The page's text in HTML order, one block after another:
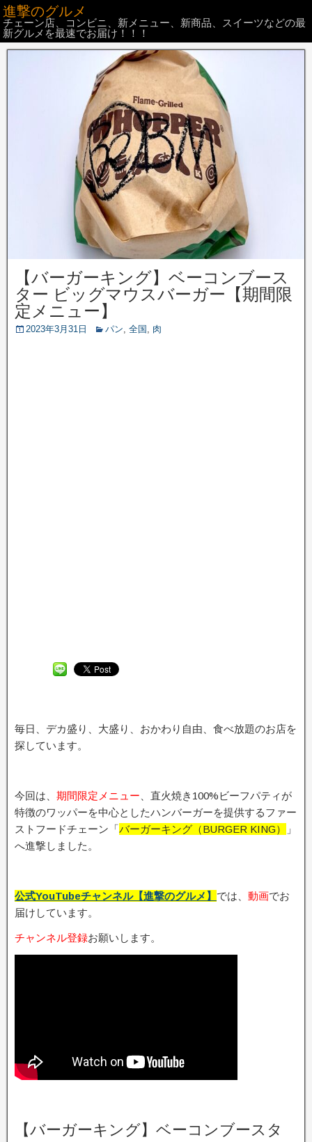
進撃のグルメ
チェーン店、コンビニ、新メニュー、新商品、スイーツなどの最
新グルメを最速でお届け！！！
【バーガーキング】ベーコンブース
ター ビッグマウスバーガー【期間限
定メニュー】
2023年3月31日 パン, 全国 , 肉
毎日、デカ盛り、大盛り、おかわり自由、食べ放題のお店を
探しています。
今回は、 期間限定メニュ ー 、直火焼き100%ビーフパティが
特徴のワッパーを中心としたハンバーガーを提供するファー
ストフードチェーン「バーガーキング（BURGER KING）
」
へ進撃しました。
公式YouTubeチャンネル【進撃のグルメ】 では、 動画でお
届けしています。
チャンネル登録お願いします。
【バーガーキング】ベーコンブースタ